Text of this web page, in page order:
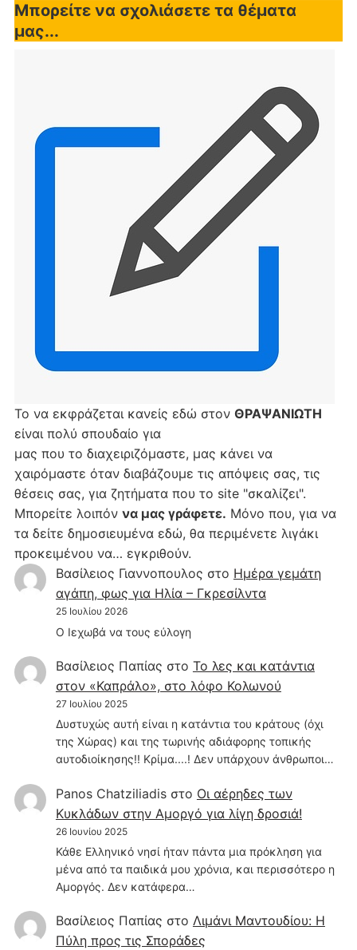
Μπορείτε να σχολιάσετε τα θέματα
μας...
Το να εκφράζεται κανείς εδώ στον ΘΡΑΨΑΝΙΩΤΗ
είναι πολύ σπουδαίο για
μας που το διαχειριζόμαστε, μας κάνει να
χαιρόμαστε όταν διαβάζουμε τις απόψεις σας, τις
θέσεις σας, για ζητήματα που το site "σκαλίζει".
Μπορείτε λοιπόν να μας γράφετε. Μόνο που, για να
τα δείτε δημοσιευμένα εδώ, θα περιμένετε λιγάκι
προκειμένου να… εγκριθούν.
Βασίλειος Γιαννοπουλος στο Hμέρα γεμάτη
αγάπη, φως για Ηλία – Γκρεσίλντα
25 Ιουλίου 2026
Ο Ιεχωβά να τους εύλογη
Βασίλειος Παπίας στο Το λες και κατάντια
στον «Καπράλο», στο λόφο Κολωνού
27 Ιουλίου 2025
Δυστυχώς αυτή είναι η κατάντια του κράτους (όχι
της Χώρας) και της τωρινής αδιάφορης τοπικής
αυτοδιοίκησης!! Κρίμα....! Δεν υπάρχουν άνθρωποι…
Panos Chatziliadisστο Οι αέρηδες των
Κυκλάδων στην Αμοργό για λίγη δροσιά!
26 Ιουνίου 2025
Κάθε Ελληνικό νησί ήταν πάντα μια πρόκληση για
μένα από τα παιδικά μου χρόνια, και περισσότερο η
Αμοργός. Δεν κατάφερα…
Βασίλειος Παπίας στο Λιμάνι Μαντουδίου: Η
Πύλη προς τις Σποράδες